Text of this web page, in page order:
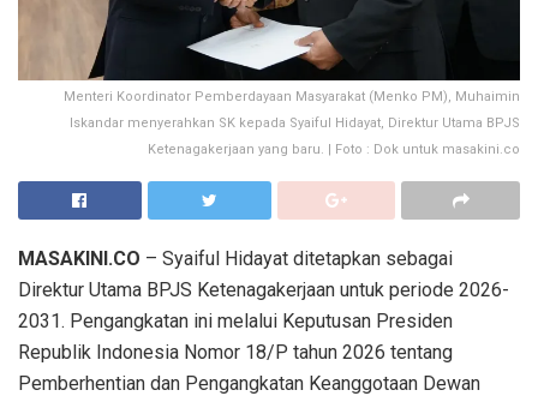
Menteri Koordinator Pemberdayaan Masyarakat (Menko PM), Muhaimin
Iskandar menyerahkan SK kepada Syaiful Hidayat, Direktur Utama BPJS
Ketenagakerjaan yang baru. | Foto : Dok untuk masakini.co
MASAKINI.CO – Syaiful Hidayat ditetapkan sebagai
Direktur Utama BPJS Ketenagakerjaan untuk periode 2026-
2031. Pengangkatan ini melalui Keputusan Presiden
Republik Indonesia Nomor 18/P tahun 2026 tentang
Pemberhentian dan Pengangkatan Keanggotaan Dewan